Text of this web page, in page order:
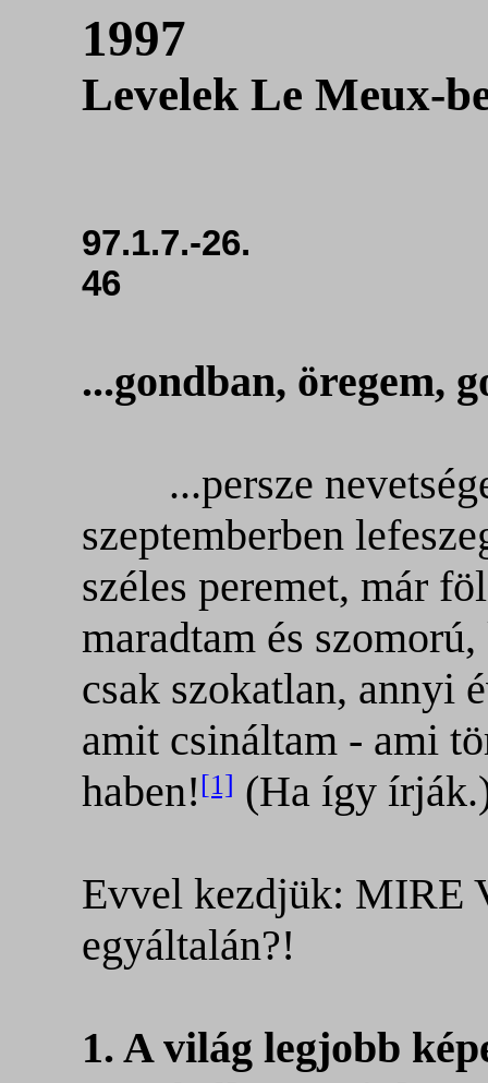
1997
Levelek Le Meux-
97.1.7.-26.
46
...gondban, öregem,
...persze
szeptemberben
széles peremet, már
maradtam és
csak szokatlan, annyi
amit csináltam - ami
haben! [1] (Ha így
Evvel kezdjük: MIRE
egyáltalán?!
1. A világ legjobb